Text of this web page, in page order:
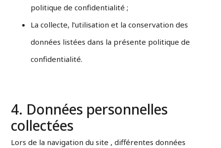
politique de confidentialité ;
La collecte, l’utilisation et la conservation des
données listées dans la présente politique de
confidentialité.
4. Données personnelles
collectées
Lors de la navigation du site , différentes données